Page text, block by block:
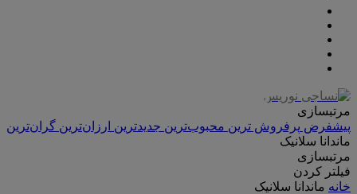
مرتبسازی
پیشفرض پرفروش ترین محبوب‌ترین جدیدترین ارزان‌ترین گران‌ترین
ماندانا سلانیک
مرتبسازی
فیلتر کردن
خانه ماندانا سلانیک